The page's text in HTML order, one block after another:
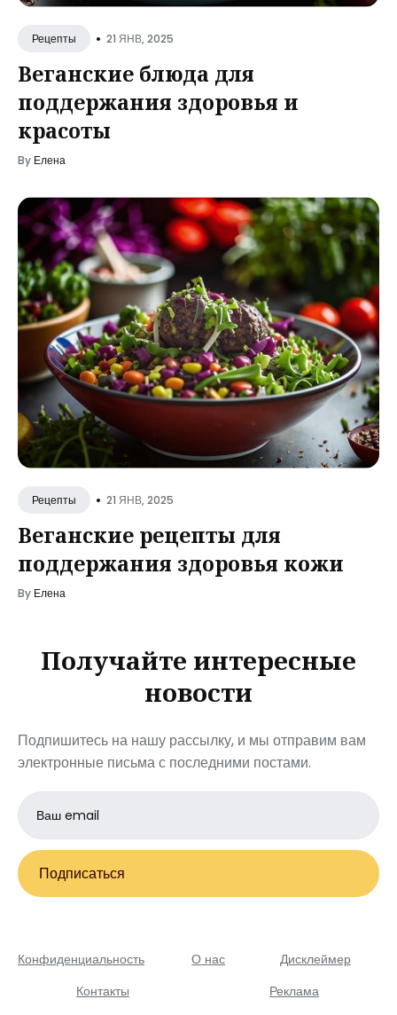
Рецепты • 21 ЯНВ, 2025
Веганские блюда для
поддержания здоровья и
красоты
By Елена
Рецепты • 21 ЯНВ, 2025
Веганские рецепты для
поддержания здоровья кожи
By Елена
Получайте интересные
новости
Подпишитесь на нашу рассылку, и мы отправим вам
электронные письма с последними постами.
Email
address
Подписаться
Конфиденциальность О нас
Дисклеймер
Контакты
Реклама